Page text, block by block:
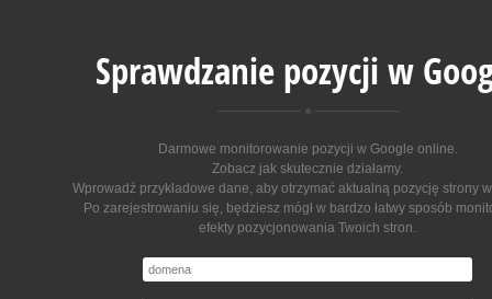
Sprawdzanie pozycji w
Darmowe monitorowanie pozycji w Google online.
Zobacz jak skutecznie działamy.
Wprowadź przykładowe dane, aby otrzymać aktualną pozycję strony
Po zarejestrowaniu się, będziesz mógł w bardzo łatwy sposób
efekty pozycjonowania Twoich stron.